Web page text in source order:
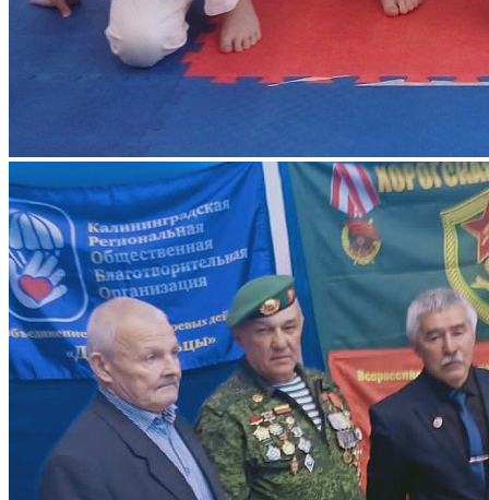
3-место: Кулаков Даниил, Великанцев Максим, Давыдова
Алиса, Жарский Роман.
Командные места:
МАУДО ДТД и М — 1 место
МАУ Детский сад — 2 место
Российского Союза Ветеранов Афганистана
«РСВА-2»Савченко Андрей Николаевич, Малёванный
Александр Владимирович, Середняков Александр
Леонидович.
Им были вручены почётные грамоты за участие в Турнире
МАУДО ДТД и М.
След. новость
Пред. новость
Наши контакты
236040,г. Калининград, ул. Сергеева 10
+7 (401) 253-45-55
dtdm39@mail.ru